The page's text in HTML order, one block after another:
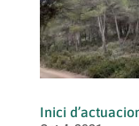
Inici